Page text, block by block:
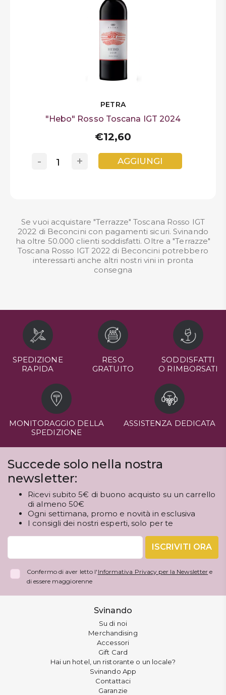
PETRA
"Hebo" Rosso Toscana IGT 2024
€12,60
+
- AGGIUNGI
Se vuoi acquistare "Terrazze" Toscana Rosso IGT
2022 di Beconcini con pagamenti sicuri. Svinando
ha oltre 50.000 clienti soddisfatti. Oltre a "Terrazze"
Toscana Rosso IGT 2022 di Beconcini potrebbero
interessarti anche altri nostri vini in pronta
consegna
SPEDIZIONE
RAPIDA
RESO
GRATUITO
SODDISFATTI
O RIMBORSATI
MONITORAGGIO DELLA
SPEDIZIONE
ASSISTENZA DEDICATA
Succede solo nella nostra
newsletter:
Ricevi subito 5€ di buono acquisto su un carrello
di almeno 50€
Ogni settimana, promo e novità in esclusiva
I consigli dei nostri esperti, solo per te
ISCRIVITI ORA
Confermo di aver letto l' Informativa Privacy per la Newsletter e
di essere maggiorenne
Svinando
Su di noi
Merchandising
Accessori
Gift Card
Hai un hotel, un ristorante o un locale?
Svinando App
Contattaci
Garanzie